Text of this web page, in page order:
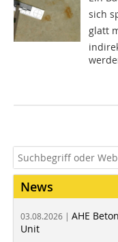
sich
glatt
News
03.08.2026 | AHE
Unit